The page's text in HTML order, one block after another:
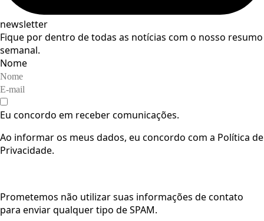
newsletter
Fique por dentro de todas as notícias com o nosso resumo
semanal.
Nome
Eu concordo em receber comunicações.
Ao informar os meus dados, eu concordo com a Política de
Privacidade.
Prometemos não utilizar suas informações de contato
para enviar qualquer tipo de SPAM.